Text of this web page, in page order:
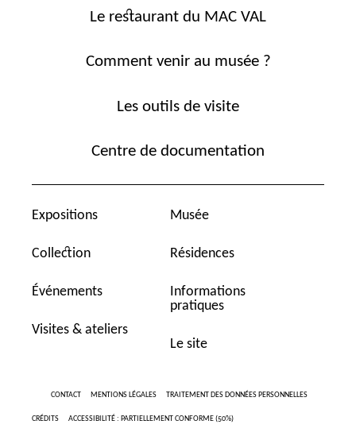
Le restaurant du MAC VAL
Comment venir au musée ?
Les outils de visite
Centre de documentation
Expositions
Collection
Événements
Visites & ateliers
Musée
Résidences
Informations
pratiques
Le site
CONTACT MENTIONS LÉGALES TRAITEMENT DES DONNÉES PERSONNELLES
CRÉDITS ACCESSIBILITÉ : PARTIELLEMENT CONFORME (50%)